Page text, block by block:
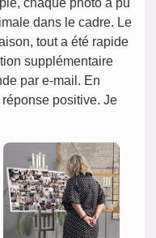
chaque photo a pu
dans le cadre. Le
tout a été rapide
supplémentaire
par e-mail. En
positive. Je